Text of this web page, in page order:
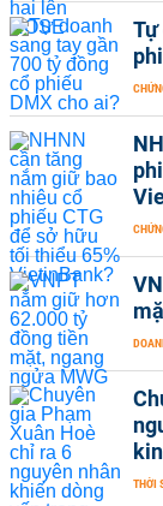
Tự
THỜI